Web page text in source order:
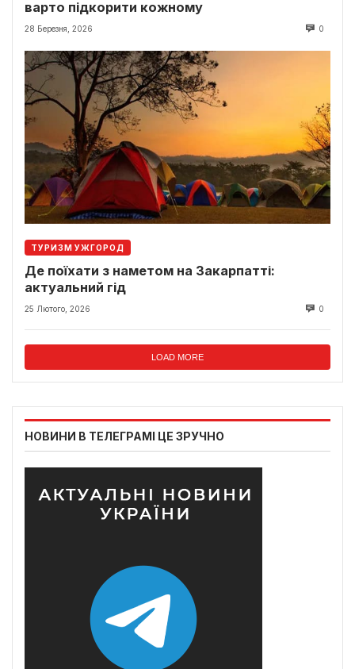
варто підкорити кожному
28 Березня, 2026 0
ТУРИЗМ УЖГОРОД
Де поїхати з наметом на Закарпатті:
актуальний гід
25 Лютого, 2026 0
LOAD MORE
НОВИНИ В ТЕЛЕГРАМІ ЦЕ ЗРУЧНО